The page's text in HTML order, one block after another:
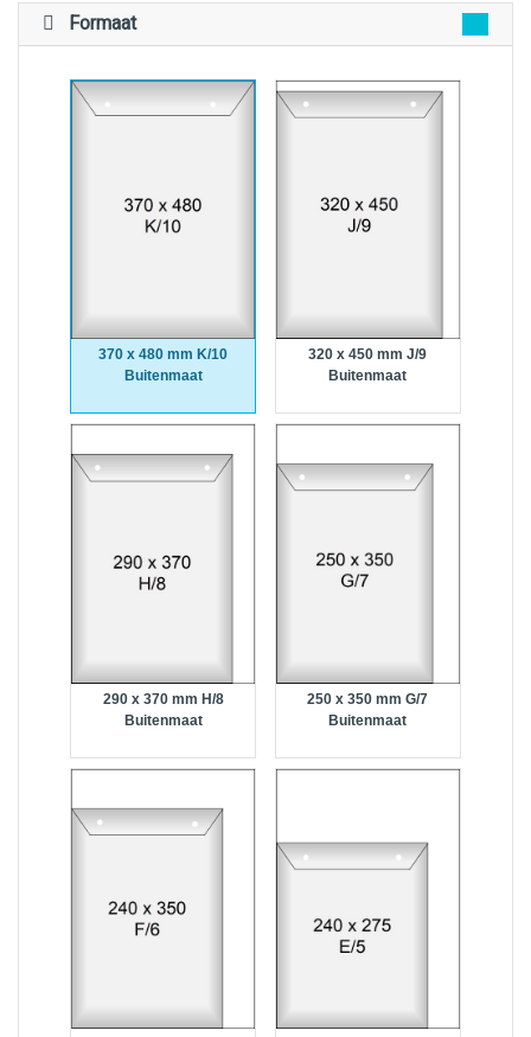
Formaat
370 x 480 mm K/10
Buitenmaat
320 x 450 mm J/9
Buitenmaat
290 x 370 mm H/8
Buitenmaat
250 x 350 mm G/7
Buitenmaat